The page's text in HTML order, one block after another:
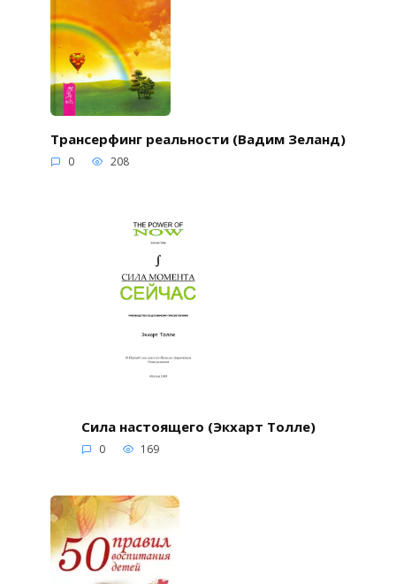
Трансерфинг реальности (Вадим Зеланд)
0 208
Сила настоящего (Экхарт Толле)
0 169